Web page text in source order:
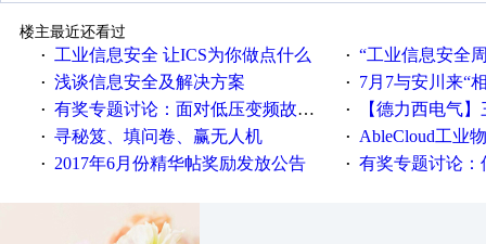
楼主最近还看过
·
工业信息安全 让ICS为你做点什么 · “工业信息安全周之我见”
· 浅谈信息安全及解决方案 · 7月7与安川来“
· 有奖专题讨论：面对低压变频故障，老手是这样解决的！ · 【德力西电气】三
· 寻秘笈、填问卷、赢无人机 · AbleCloud工业物联
· 2017年6月份精华帖奖励发放公告 · 有奖专题讨论：伺服选择